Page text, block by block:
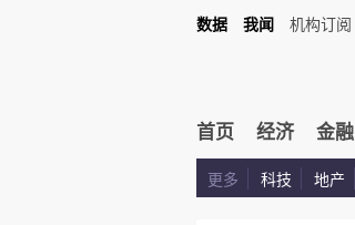
数据 我闻 机构订阅
首页 经济 金融
更多 科技 地产